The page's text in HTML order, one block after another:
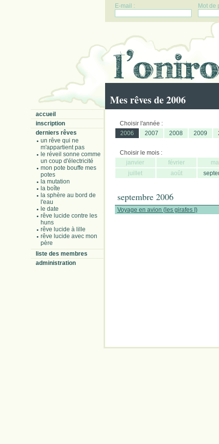
E-mail : Mot de
Mes rêves de 2006
accueil
inscription
derniers rêves
un rêve qui ne
m'appartient pas
le réveil sonne comme
un coup d'électricité
mon pote bouffe mes
potes
la mutation
la boîte
la sphère au bord de
l'eau
le date
rêve lucide contre les
huns
rêve lucide à lille
rêve lucide avec mon
père
liste des membres
administration
Choisir l'année :
2006
2007 2008 2009
Choisir le mois :
janvier
février
juillet
août
septembre 2006
Voyage en avion (les girafes I)